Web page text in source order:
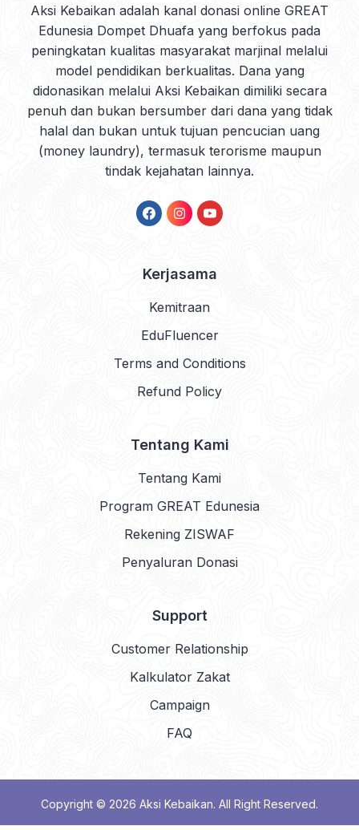
Aksi Kebaikan adalah kanal donasi online GREAT
Edunesia Dompet Dhuafa yang berfokus pada
peningkatan kualitas masyarakat marjinal melalui
model pendidikan berkualitas. Dana yang
didonasikan melalui Aksi Kebaikan dimiliki secara
penuh dan bukan bersumber dari dana yang tidak
halal dan bukan untuk tujuan pencucian uang
(money laundry), termasuk terorisme maupun
tindak kejahatan lainnya.
Kerjasama
Kemitraan
EduFluencer
Terms and Conditions
Refund Policy
Tentang Kami
Tentang Kami
Program GREAT Edunesia
Rekening ZISWAF
Penyaluran Donasi
Support
Customer Relationship
Kalkulator Zakat
Campaign
FAQ
Copyright © 2026 Aksi Kebaikan. All Right Reserved.